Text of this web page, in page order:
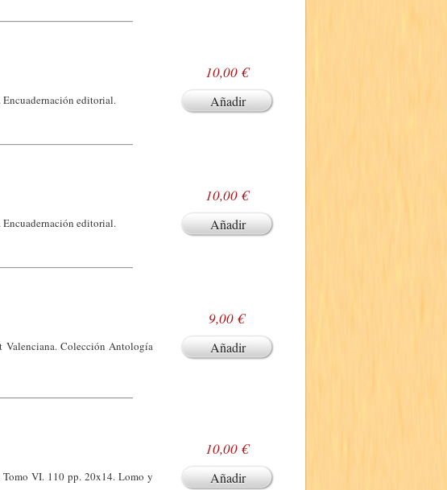
editorial.
10,00 €
Añadir
editorial.
10,00 €
Añadir
Colección Antología
9,00 €
Añadir
Tomo VI. 110 pp. 20x14. Lomo y
10,00 €
Añadir